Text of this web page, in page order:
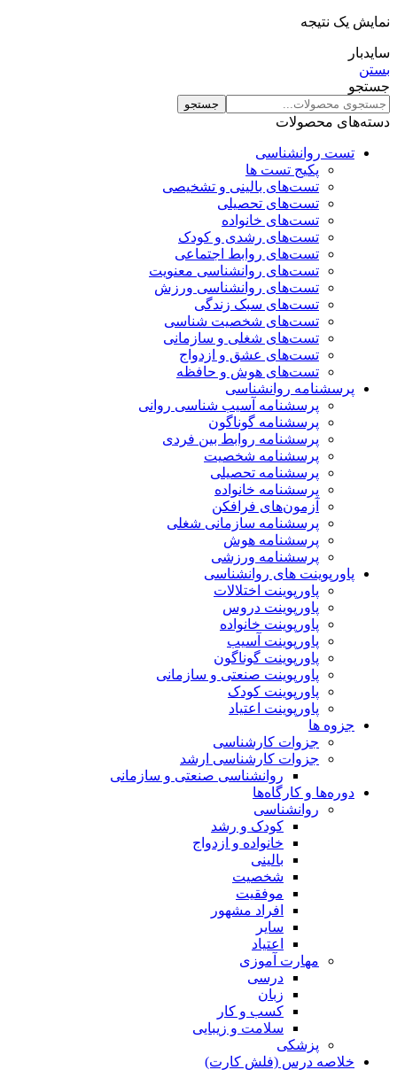
نمایش یک نتیجه
سایدبار
بستن
جستجو
جستجو
دسته‌های محصولات
تست روانشناسی
پکیج تست ها
تست‌های بالینی و تشخیصی
تست‌های تحصیلی
تست‌های خانواده
تست‌های رشدی و کودک
تست‌های روابط اجتماعی
تست‌های روانشناسی معنویت
تست‌های روانشناسی ورزش
تست‌های سبک زندگی
تست‌های شخصیت شناسی
تست‌های شغلی و سازمانی
تست‌های عشق و ازدواج
تست‌های هوش و حافظه
پرسشنامه روانشناسی
پرسشنامه آسیب شناسی روانی
پرسشنامه گوناگون
پرسشنامه روابط بین فردی
پرسشنامه شخصیت
پرسشنامه تحصیلی
پرسشنامه خانواده
آزمون‌های فرافکن
پرسشنامه سازمانی شغلی
پرسشنامه هوش
پرسشنامه ورزشی
پاورپوینت های روانشناسی
پاورپوینت اختلالات
پاورپوینت دروس
پاورپوینت خانواده
پاورپوینت آسیب
پاورپوینت گوناگون
پاورپوینت صنعتی و سازمانی
پاورپوینت کودک
پاورپوینت اعتیاد
جزوه ها
جزوات کارشناسی
جزوات کارشناسی ارشد
روانشناسی صنعتی و سازمانی
دوره‌ها و کارگاه‌ها
روانشناسی
کودک و رشد
خانواده و ازدواج
بالینی
شخصیت
موفقیت
افراد مشهور
سایر
اعتیاد
مهارت آموزی
درسی
زبان
کسب و کار
سلامت و زیبایی
پزشکی
خلاصه درس (فلش کارت)